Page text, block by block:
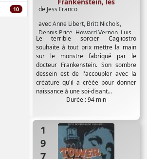
10 de Jess Franco
avecAnne Libert, Britt Nichols,
Dennis Price, Howard Vernon, Luis
Barboo
Le terrible sorcier Cagliostro
souhaite à tout prix mettre la main
sur le monstre fabriqué par le
docteur Frankenstein. Son sombre
dessein est de l'accoupler avec la
créature qu'il a créée pour donner
naissance à une soi-disant...
Durée : 94 min